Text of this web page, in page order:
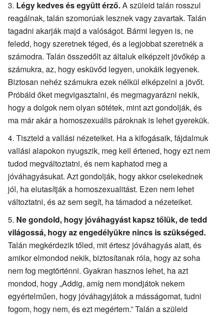
Légy kedves és együtt érző.A szüleid talán rosszul
reagálnak, talán szomorúak lesznek vagy zavartak. Talán
tagadni akarják majd a valóságot. Bármi legyen is, ne
feledd, hogy szeretnek téged, és a legjobbat szeretnék a
számodra. Talán összedőlt az általuk elképzelt jövőkép a
számukra, az, hogy esküvőd legyen, unokáik legyenek.
Biztosan nehéz számukra ezek nélkül elképzelni a jövőt.
Próbáld őket megvigasztalni, és megmagyarázni nekik,
hogy a dolgok nem olyan sötétek, mint azt gondolják, és
ma már akár a homoszexuális pároknak is lehet gyerekük.
Tiszteld a vallási nézeteiket. Ha a kifogásaik, fájdalmuk
vallási alapokon nyugszik, meg kell értened, hogy ezt nem
tudod megváltoztatni, és nem kaphatod meg a
jóváhagyásukat. Azt gondolják, hogy akkor cselekednek
jól, ha elutasítják a homoszexualitást. Ezen nem lehet
változtatni, és az sem segít, ha támadod a nézeteiket.
Ne gondold, hogy jóváhagyást kapsz tőlük, de tedd
világossá, hogy az engedélyükre nincs is szükséged.
Talán megkérdezik tőled, mit értesz jóváhagyás alatt, és
amikor elmondod nekik, biztosítanak róla, hogy az soha
nem fog megtörténni. Gyakran hasznos lehet, ha azt
mondod, hogy „Addig, amíg nem mondjátok nekem
egyértelműen, hogy jóváhagyjátok a másságomat, tudni
fogom, hogy nem, és ezt megértem.” Talán a szüleid